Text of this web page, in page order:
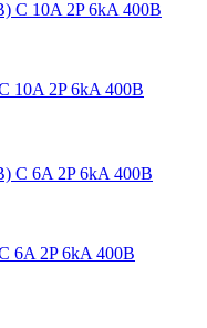
10A 2P 6kA 400В
6A 2P 6kA 400В